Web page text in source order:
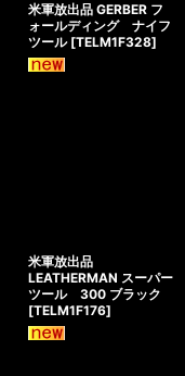
米軍放出品 GERBER フ
ォールディング ナイフ
ツール [TELM1F328]
米軍放出品
LEATHERMAN スーパー
ツール 300 ブラック
[TELM1F176]